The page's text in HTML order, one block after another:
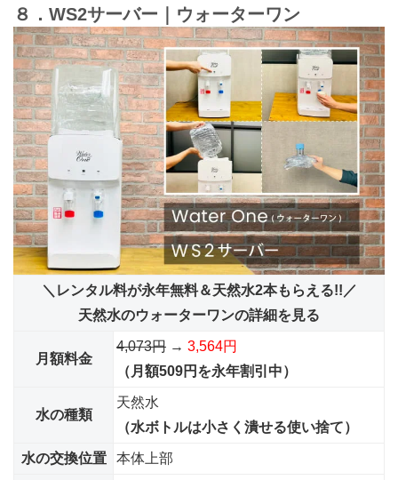
８．WS2サーバー｜ウォーターワン
＼レンタル料が永年無料＆天然水2本もらえる!!／
天然水のウォーターワンの詳細を見る
月額料金
4,073円 → 3,564円
（月額509円を永年割引中）
水の種類
天然水
（水ボトルは小さく潰せる使い捨て）
水の交換位置 本体上部